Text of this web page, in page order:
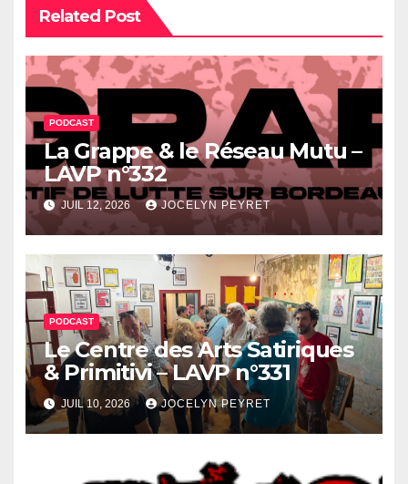
Related Post
PODCAST
La Grappe & le Réseau Mutu –
LAVP n°332
JUIL 12, 2026 JOCELYN PEYRET
PODCAST
Le Centre des Arts Satiriques
& Primitivi – LAVP n°331
JUIL 10, 2026 JOCELYN PEYRET